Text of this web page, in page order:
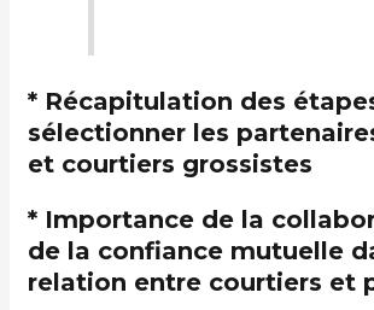
* Récapitulation des
sélectionner les
et courtiers grossistes
* Importance de la
de la confiance mutuelle
relation entre courtiers et